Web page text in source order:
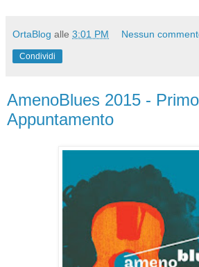
OrtaBlog alle 3:01 PM Nessun
Condividi
AmenoBlues 2015 - Primo
Appuntamento